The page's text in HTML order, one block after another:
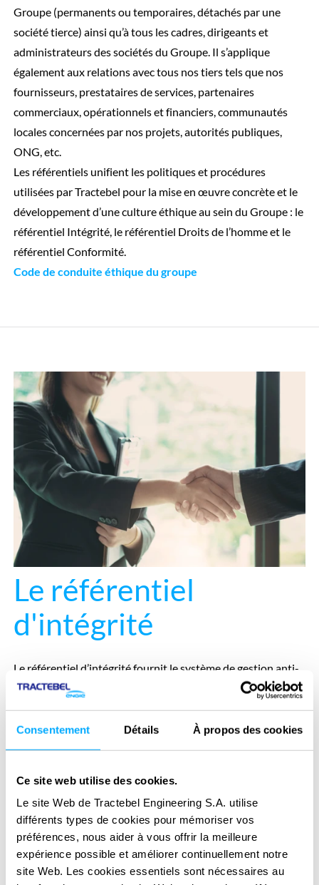
Consentement Détails À propos des cookies
Ce site web utilise des cookies.
Le site Web de Tractebel Engineering S.A. utilise
différents types de cookies pour mémoriser vos
préférences, nous aider à vous offrir la meilleure
expérience possible et améliorer continuellement notre
site Web. Les cookies essentiels sont nécessaires au
Groupe (permanents ou temporaires, détachés par une
société tierce) ainsi qu’à tous les cadres, dirigeants et
administrateurs des sociétés du Groupe. Il s’applique
également aux relations avec tous nos tiers tels que nos
fournisseurs, prestataires de services, partenaires
commerciaux, opérationnels et financiers, communautés
locales concernées par nos projets, autorités publiques,
ONG, etc.
Les référentiels unifient les politiques et procédures
utilisées par Tractebel pour la mise en œuvre concrète et le
développement d’une culture éthique au sein du Groupe : le
référentiel Intégrité, le référentiel Droits de l’homme et le
référentiel Conformité.
Code de conduite éthique du groupe
Le référentiel
d'intégrité
Le référentiel d’intégrité fournit le système de gestion anti-
corruption de Tractebel, un cadre permettant d’agir avec
honnêteté et de promouvoir une culture d’intégrité basée
sur la loi britannique anti-corruption (UK Bribery Act), la loi
américaine sur les pratiques de corruption à l’étranger
comprend les politiques et procédures suivantes :
Politique de diligence raisonnable
Le Groupe a adopté plusieurs politiques de diligence
raisonnable en matière d’éthique, qui consistent à enquêter
sur nos contreparties, à savoir nos fournisseurs et sous-